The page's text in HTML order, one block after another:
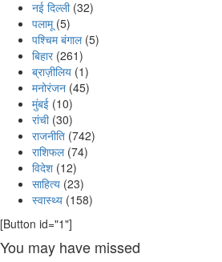
नई दिल्ली(32)
पलामू(5)
पश्चिम बंगाल(5)
बिहार(261)
ब्राज़ीलिय (1)
मनोरंजन (45)
मुंबई (10)
रांची(30)
राजनीति (742)
राशिफल(74)
विदेश (12)
साहित्य (23)
स्वास्थ्य (158)
[Button id="1"]
You may have missed